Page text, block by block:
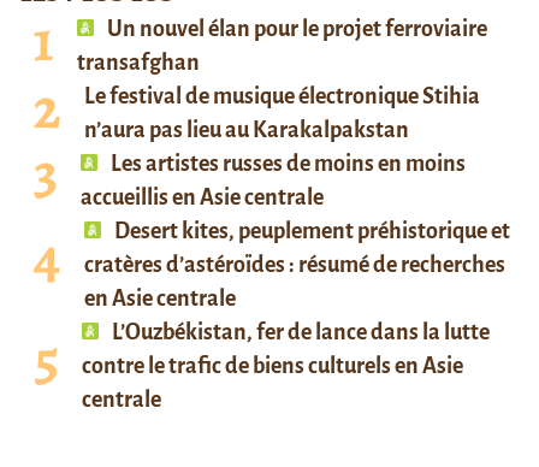
Un nouvel élan pour le projet ferroviaire
transafghan
Le festival de musique électronique Stihia
n’aura pas lieu au Karakalpakstan
Les artistes russes de moins en moins
accueillis en Asie centrale
Desert kites, peuplement préhistorique et
cratères d’astéroïdes : résumé de recherches
en Asie centrale
L’Ouzbékistan, fer de lance dans la lutte
contre le trafic de biens culturels en Asie
centrale